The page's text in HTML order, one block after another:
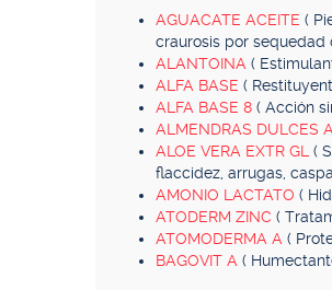
AGUACATE ACEITE (
craurosis por sequedad
ALANTOINA (
ALFA BASE (
ALFA BASE 8 ( Acción
ALMENDRAS DULCES
ALOE VERA EXTR GL (
flaccidez, arrugas,
AMONIO LACTATO (
ATODERM ZINC (
ATOMODERMA A (
BAGOVIT A (